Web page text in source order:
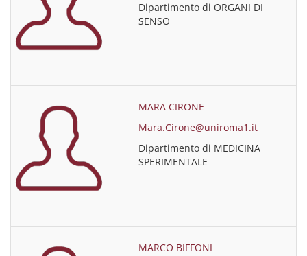
Dipartimento di ORGANI DI
SENSO
MARA CIRONE
Mara.Cirone@uniroma1.it
Dipartimento di MEDICINA
SPERIMENTALE
MARCO BIFFONI